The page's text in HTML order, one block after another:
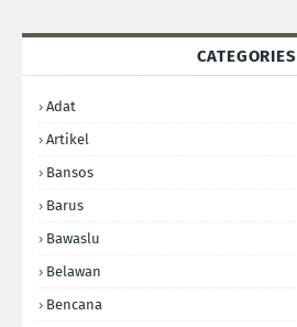
CATEGORIES
Adat
Artikel
Bansos
Barus
Bawaslu
Belawan
Bencana